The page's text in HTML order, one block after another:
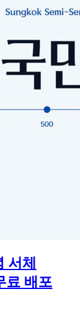
서체
료 배포